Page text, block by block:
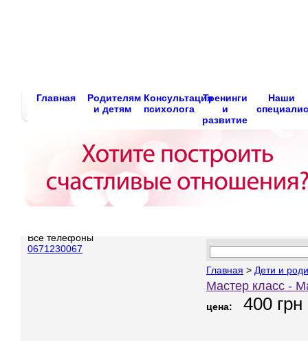
Главная
Родителям
и детям
Консультация
психолога
Тренинги
и
развитие
Наши
Главная > Дети и
Мастер класс -
цена: 400 грн
Все телефоны
0671230067